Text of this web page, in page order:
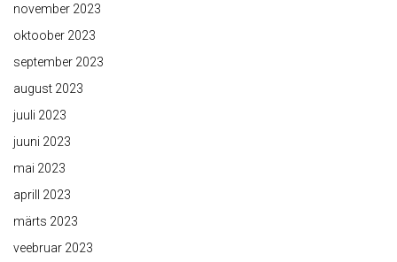
november 2023
oktoober 2023
september 2023
august 2023
juuli 2023
juuni 2023
mai 2023
aprill 2023
märts 2023
veebruar 2023